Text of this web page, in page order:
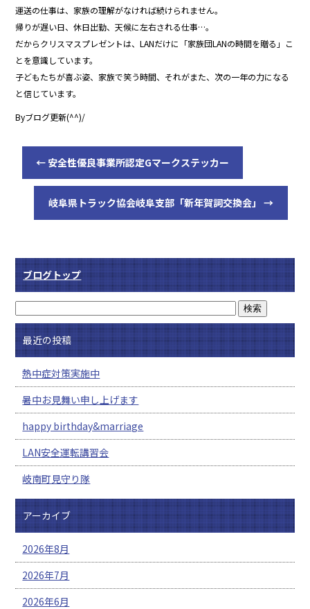
運送の仕事は、家族の理解がなければ続けられません。
帰りが遅い日、休日出勤、天候に左右される仕事…。
だからクリスマスプレゼントは、LANだけに「家族団LANの時間を贈る」こ
とを意識しています。
子どもたちが喜ぶ姿、家族で笑う時間、それがまた、次の一年の力になる
と信じています。
Byブログ更新(^^)/
← 安全性優良事業所認定Gマークステッカー
岐阜県トラック協会岐阜支部「新年賀詞交換会」 →
ブログトップ
最近の投稿
熱中症対策実施中
暑中お見舞い申し上げます
happy birthday&marriage
LAN安全運転講習会
岐南町見守り隊
アーカイブ
2026年8月
2026年7月
2026年6月